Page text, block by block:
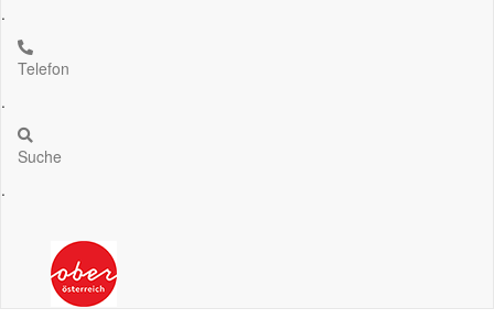
.
Telefon
.
Suche
.